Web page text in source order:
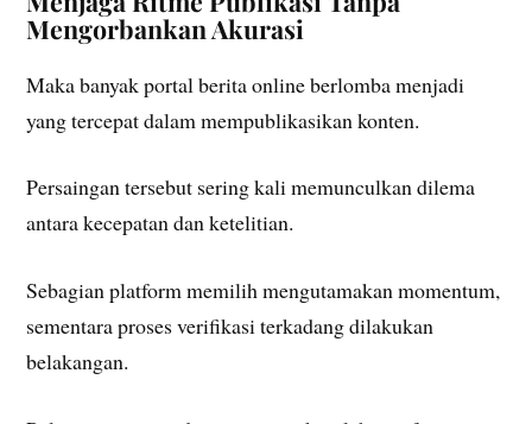
Mengorbankan Akurasi
Maka banyak portal berita online berlomba menjadi
yang tercepat dalam mempublikasikan konten.
Persaingan tersebut sering kali memunculkan dilema
antara kecepatan dan ketelitian.
Sebagian platform memilih mengutamakan momentum,
sementara proses verifikasi terkadang dilakukan
belakangan.